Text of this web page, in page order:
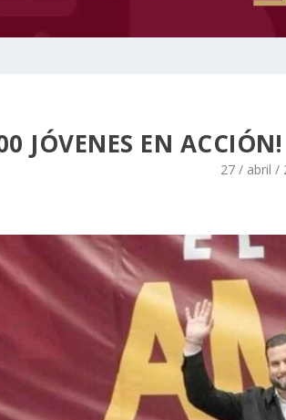
JÓVENES EN
27 / abril /